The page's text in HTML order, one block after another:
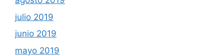
julio 2019
junio 2019
mayo 2019